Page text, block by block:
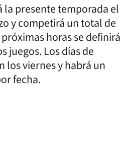
la presente temporada el
y competirá un total de
horas se definirá
juegos. Los días de
los viernes y habrá un
fecha.